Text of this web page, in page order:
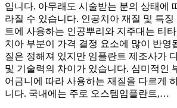
입니다. 아무래도 시술받는 분의 상태에
라질 수 있습니다. 인공치아 재질 및 특
트에 사용하는 인공뿌리와 지주대는 티
치아 부분이 가격 결정 요소에 많이 반영
질은 정해져 있지만 임플란트 제조사가
및 기술력의 차이가 있습니다. 심미적인
어금니에 따라 사용하는 재질을 다르게
니다. 국내에는 주로 오스템임플란트,…